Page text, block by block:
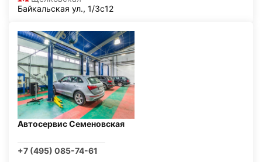
Байкальская ул., 1/3с12
Автосервис Семеновская
+7 (495) 085-74-61